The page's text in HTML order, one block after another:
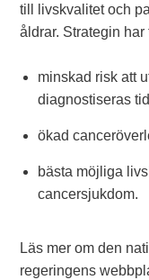
till livskvalitet och
åldrar. Strategin
minskad risk att
diagnostiseras
ökad
bästa möjliga
cancersjukdom.
Läs mer om den
regeringens